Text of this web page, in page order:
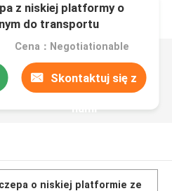
z niskiej platformy o
do transportu
Cena：Negotiationable
Skontaktuj się z
nami
o niskiej platformie ze